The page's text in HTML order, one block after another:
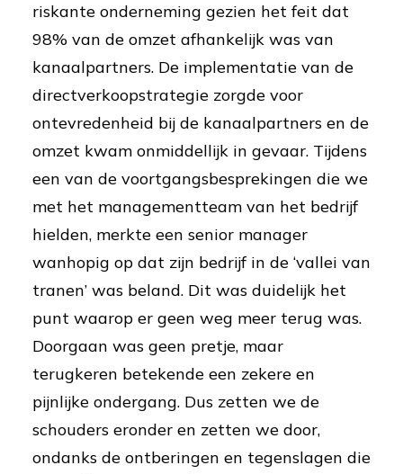
riskante onderneming gezien het feit dat
98% van de omzet afhankelijk was van
kanaalpartners. De implementatie van de
directverkoopstrategie zorgde voor
ontevredenheid bij de kanaalpartners en de
omzet kwam onmiddellijk in gevaar. Tijdens
een van de voortgangsbesprekingen die we
met het managementteam van het bedrijf
hielden, merkte een senior manager
wanhopig op dat zijn bedrijf in de ‘vallei van
tranen’ was beland. Dit was duidelijk het
punt waarop er geen weg meer terug was.
Doorgaan was geen pretje, maar
terugkeren betekende een zekere en
pijnlijke ondergang. Dus zetten we de
schouders eronder en zetten we door,
ondanks de ontberingen en tegenslagen die